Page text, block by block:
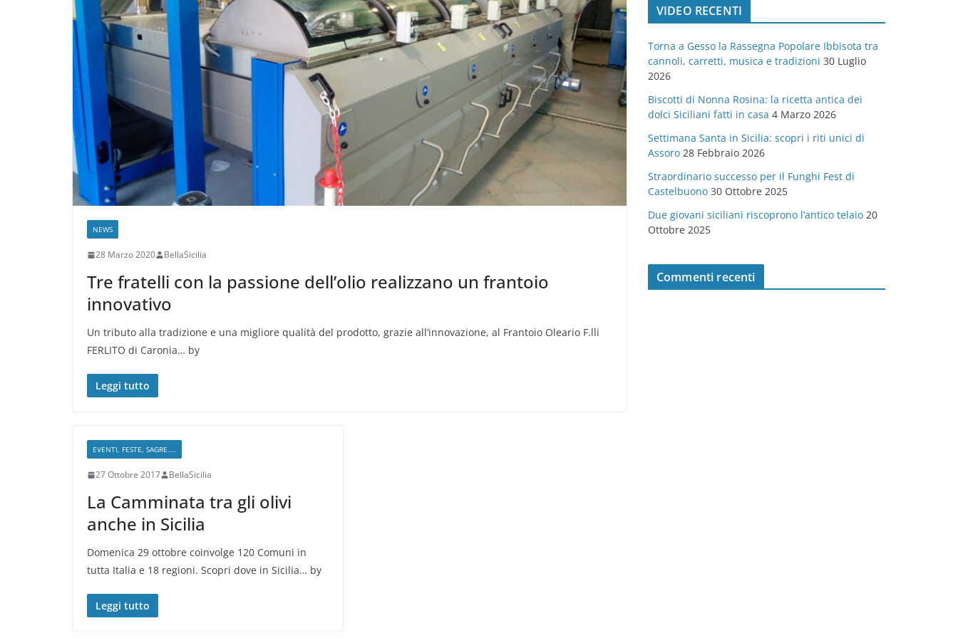
NEWS
28 Marzo 2020 BellaSicilia
Tre fratelli con la passione dell’olio realizzano un frantoio
innovativo
Un tributo alla tradizione e una migliore qualità del prodotto, grazie all’innovazione, al Frantoio Oleario F.lli
FERLITO di Caronia… by
Leggi tutto
EVENTI, FESTE, SAGRE....
27 Ottobre 2017 BellaSicilia
La Camminata tra gli olivi
anche in Sicilia
Domenica 29 ottobre coinvolge 120 Comuni in
tutta Italia e 18 regioni. Scopri dove in Sicilia… by
Leggi tutto
o
r
e
VIDEO RECENTI
Torna a Gesso la Rassegna Popolare Ibbisota tra
cannoli, carretti, musica e tradizioni 30 Luglio
2026
Biscotti di Nonna Rosina: la ricetta antica dei
dolci Siciliani fatti in casa 4 Marzo 2026
Settimana Santa in Sicilia: scopri i riti unici di
Assoro 28 Febbraio 2026
Straordinario successo per il Funghi Fest di
Castelbuono 30 Ottobre 2025
Due giovani siciliani riscoprono l’antico telaio 20
Ottobre 2025
Commenti recenti